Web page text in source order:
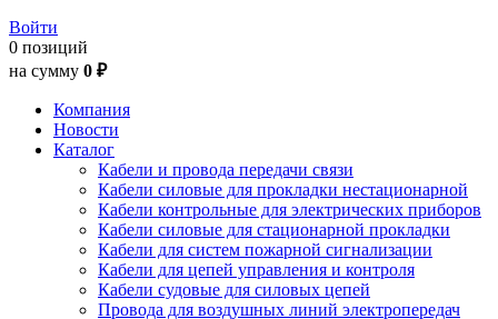
Войти
0 позиций
на сумму 0 ₽
Компания
Новости
Каталог
Кабели и провода передачи связи
Кабели силовые для прокладки нестационарной
Кабели контрольные для электрических приборов
Кабели силовые для стационарной прокладки
Кабели для систем пожарной сигнализации
Кабели для цепей управления и контроля
Кабели судовые для силовых цепей
Провода для воздушных линий электропередач